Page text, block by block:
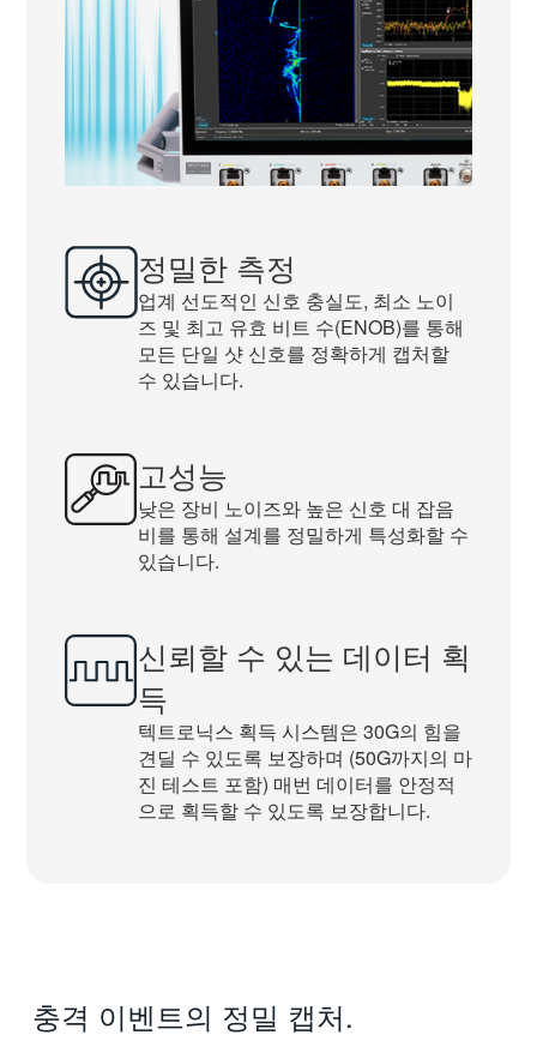
정밀한 측정
업계 선도적인 신호 충실도, 최소 노이
즈 및 최고 유효 비트 수(ENOB)를 통해
모든 단일 샷 신호를 정확하게 캡처할
수 있습니다.
고성능
낮은 장비 노이즈와 높은 신호 대 잡음
비를 통해 설계를 정밀하게 특성화할 수
있습니다.
신뢰할 수 있는 데이터 획
득
텍트로닉스 획득 시스템은 30G의 힘을
견딜 수 있도록 보장하며 (50G까지의 마
진 테스트 포함) 매번 데이터를 안정적
으로 획득할 수 있도록 보장합니다.
충격 이벤트의 정밀 캡처.